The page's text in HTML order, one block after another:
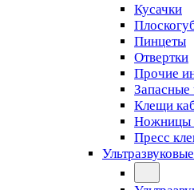
Кусачки
Пинцеты
Отвертки
Прочие
Запасные
Клещи
Ножницы
Пресс